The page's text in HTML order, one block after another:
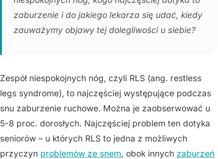
zaburzenie i do jakiego lekarza się udać, kiedy
zauważymy objawy tej dolegliwości u siebie?
Zespół niespokojnych nóg, czyli RLS (ang. restless
legs syndrome), to najczęściej występujące podczas
snu zaburzenie ruchowe. Można je zaobserwować u
5-8 proc. dorosłych. Najczęściej problem ten dotyka
seniorów – u których RLS to jedna z możliwych
przyczyn problemów ze snem, obok innych zaburzeń